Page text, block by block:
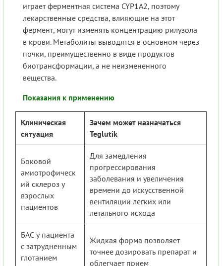
играет ферментная система CYP1A2, поэтому
лекарственные средства, влияющие на этот
фермент, могут изменять концентрацию рилузола
в крови. Метаболиты выводятся в основном через
почки, преимущественно в виде продуктов
биотрансформации, а не неизмененного
вещества.
Показания к применению
Клиническая
ситуация
Зачем может назначаться
Teglutik
Боковой
амиотрофическ
ий склероз у
взрослых
пациентов
Для замедления
прогрессирования
заболевания и увеличения
времени до искусственной
вентиляции легких или
летального исхода
БАС у пациента
с затрудненным
глотанием
Жидкая форма позволяет
точнее дозировать препарат и
облегчает прием